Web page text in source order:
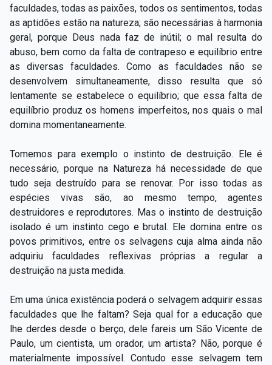
faculdades, todas as paixões, todos os sentimentos, todas
as aptidões estão na natureza; são necessárias à harmonia
geral, porque Deus nada faz de inútil; o mal resulta do
abuso, bem como da falta de contrapeso e equilíbrio entre
as diversas faculdades. Como as faculdades não se
desenvolvem simultaneamente, disso resulta que só
lentamente se estabelece o equilíbrio; que essa falta de
equilíbrio produz os homens imperfeitos, nos quais o mal
domina momentaneamente.
Tomemos para exemplo o instinto de destruição. Ele é
necessário, porque na Natureza há necessidade de que
tudo seja destruído para se renovar. Por isso todas as
espécies vivas são, ao mesmo tempo, agentes
destruidores e reprodutores. Mas o instinto de destruição
isolado é um instinto cego e brutal. Ele domina entre os
povos primitivos, entre os selvagens cuja alma ainda não
adquiriu faculdades reflexivas próprias a regular a
destruição na justa medida.
Em uma única existência poderá o selvagem adquirir essas
faculdades que lhe faltam? Seja qual for a educação que
lhe derdes desde o berço, dele fareis um São Vicente de
Paulo, um cientista, um orador, um artista? Não, porque é
materialmente impossível. Contudo esse selvagem tem